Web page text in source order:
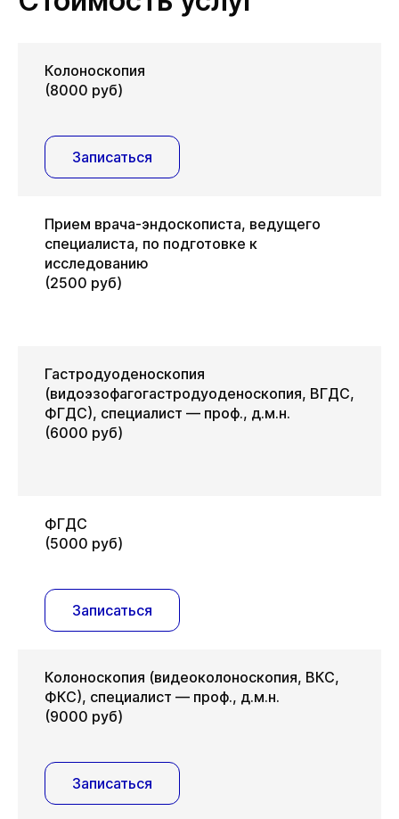
Колоноскопия
(8000 руб)
Записаться
Прием врача-эндоскописта, ведущего
специалиста, по подготовке к
исследованию
(2500 руб)
Гастродуоденоскопия
(видоэзофагогастродуоденоскопия, ВГДС,
ФГДС), специалист — проф., д.м.н.
(6000 руб)
ФГДС
(5000 руб)
Записаться
Колоноскопия (видеоколоноскопия, ВКС,
ФКС), специалист — проф., д.м.н.
(9000 руб)
Записаться